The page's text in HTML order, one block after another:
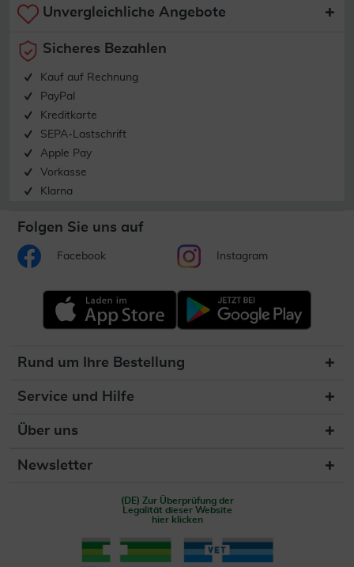
Unvergleichliche Angebote
Sicheres Bezahlen
Kauf auf Rechnung
PayPal
Kreditkarte
SEPA-Lastschrift
Apple Pay
Vorkasse
Klarna
Folgen Sie uns auf
Facebook Instagram
Rund um Ihre Bestellung
Service und Hilfe
Über uns
Newsletter
(DE) Zur Überprüfung der
Legalität dieser Website
hier klicken